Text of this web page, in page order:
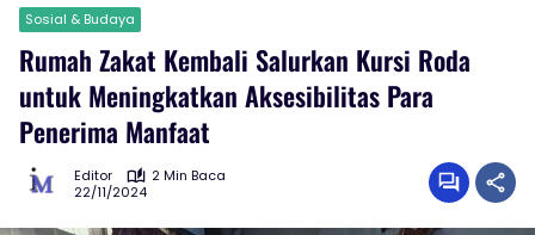
Sosial & Budaya
Rumah Zakat Kembali Salurkan Kursi Roda
untuk Meningkatkan Aksesibilitas Para
Penerima Manfaat
Editor
2 Min Baca
22/11/2024